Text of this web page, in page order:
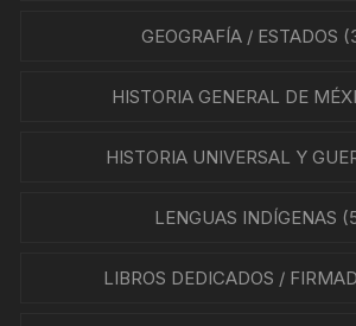
GEOGRAFÍA / ESTADOS
HISTORIA GENERAL DE
HISTORIA UNIVERSAL Y
LENGUAS INDÍGENAS
LIBROS DEDICADOS /